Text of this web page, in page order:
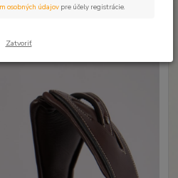
osobných údajov pre účely registrácie.
Zatvoriť